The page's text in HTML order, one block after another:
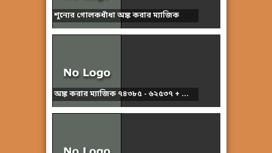
শূন্যের গোলকধাঁধা অঙ্ক করার ম্যাজিক
অঙ্ক করার ম্যাজিক ৭৪৩৮৫ - ৬২৫৩৭ + ...